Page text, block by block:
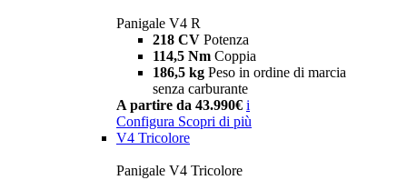
Panigale V4 R
218 CV Potenza
114,5 Nm Coppia
186,5 kg Peso in ordine di marcia
senza carburante
A partire da 43.990€ i
Configura Scopri di più
V4 Tricolore
Panigale V4 Tricolore